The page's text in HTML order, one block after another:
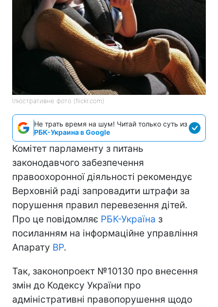
Ілюстративне фото (flickr.com)
Не трать время на шум! Читай только суть из
РБК-Украина в Google
Комітет парламенту з питань
законодавчого забезпечення
правоохоронної діяльності рекомендує
Верховній раді запровадити штрафи за
порушення правил перевезення дітей.
Про це повідомляє РБК-Україна з
посиланням на інформаційне управління
Апарату ВР.
Так, законопроект №10130 про внесення
змін до Кодексу України про
адміністративні правопорушення щодо